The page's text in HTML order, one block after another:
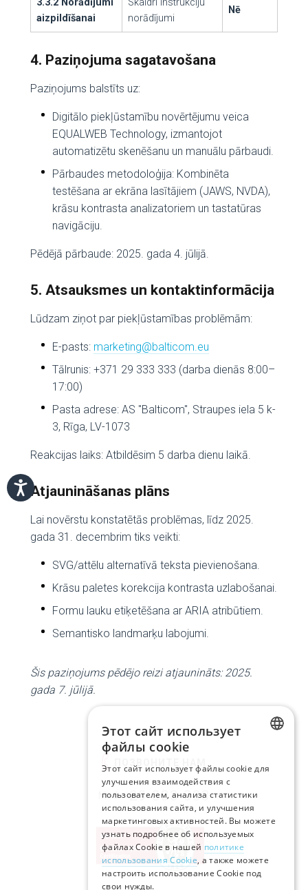
3.3.2 Norādījumi
aizpildīšanai
Skaidri instrukciju
norādījumi
Nē
4. Paziņojuma sagatavošana
Paziņojums balstīts uz:
Digitālo piekļūstamību novērtējumu veica
EQUALWEB Technology, izmantojot
automatizētu skenēšanu un manuālu pārbaudi.
Pārbaudes metodoloģija: Kombinēta
testēšana ar ekrāna lasītājiem (JAWS, NVDA),
krāsu kontrasta analizatoriem un tastatūras
navigāciju.
Pēdējā pārbaude: 2025. gada 4. jūlijā.
5. Atsauksmes un kontaktinformācija
Lūdzam ziņot par piekļūstamības problēmām:
E-pasts: marketing@balticom.eu
Tālrunis: +371 29 333 333 (darba dienās 8:00–
17:00)
Pasta adrese: AS "Balticom", Straupes iela 5 k-
3, Rīga, LV-1073
Reakcijas laiks: Atbildēsim 5 darba dienu laikā.
Atjaunināšanas plāns
Lai novērstu konstatētās problēmas, līdz 2025.
gada 31. decembrim tiks veikti:
SVG/attēlu alternatīvā teksta pievienošana.
Krāsu paletes korekcija kontrasta uzlabošanai.
Formu lauku etiķetēšana ar ARIA atribūtiem.
Semantisko landmarķu labojumi.
Šis paziņojums pēdējo reizi atjaunināts: 2025.
gada 7. jūlijā.
Моб.: 29-333-333
ENGLISH
Этот сайт использует
файлы cookie
Этот сайт использует файлы cookie для
улучшения взаимодействия с
пользователем, анализа статистики
использования сайта, и улучшения
маркетинговых активностей. Вы можете
узнать подробнее об используемых
файлах Cookie в нашей политике
использования Cookie, а также можете
настроить использование Cookie под
свои нужды.